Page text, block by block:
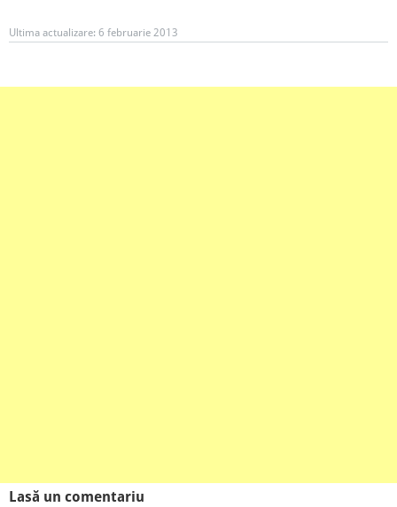
Ultima actualizare: 6 februarie 2013
Lasă un comentariu